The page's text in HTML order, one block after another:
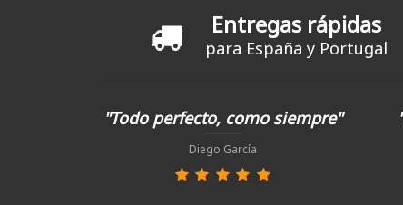
Entregas rápidas
para España y Portugal
"Todo perfecto, como siempre"
Diego García